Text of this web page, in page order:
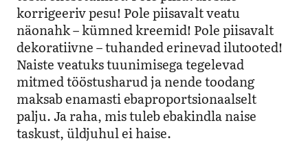
korrigeeriv pesu! Pole piisavalt veatu
näonahk – kümned kreemid! Pole piisavalt
dekoratiivne – tuhanded erinevad ilutooted!
Naiste veatuks tuunimisega tegelevad
mitmed tööstusharud ja nende toodang
maksab enamasti ebaproportsionaalselt
palju. Ja raha, mis tuleb ebakindla naise
taskust, üldjuhul ei haise.